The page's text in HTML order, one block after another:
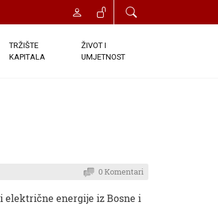
TRŽIŠTE
KAPITALA
ŽIVOT I
UMJETNOST
0 Komentari
električne energije iz Bosne i